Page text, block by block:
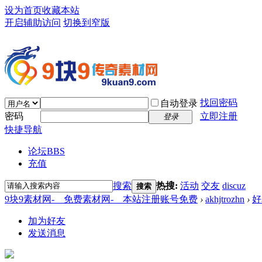
设为首页收藏本站
开启辅助访问 切换到窄版
自动登录 找回密码
密码
登录
立即注册
快捷导航
论坛BBS
充值
搜索 搜索 热搜: 活动 交友 discuz
9块9素材网-＿免费素材网-＿本站注册账号免费 › akhjtrozhn ›
加为好友
发送消息